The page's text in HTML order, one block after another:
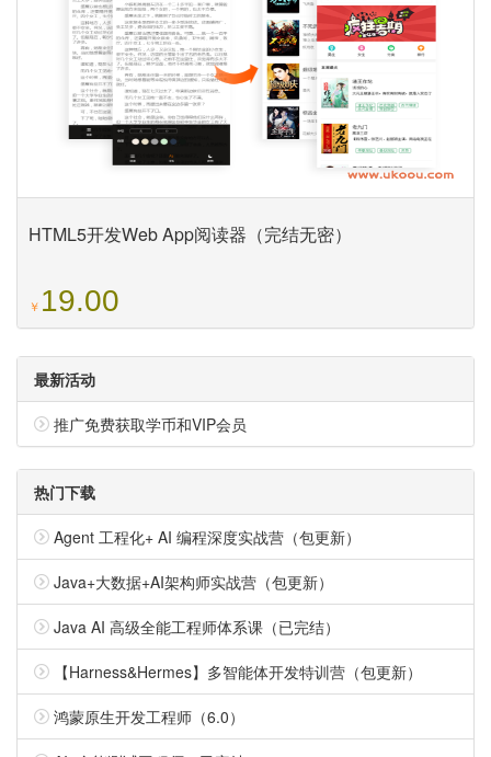
HTML5开发Web App阅读器（完结无密）
￥ 19.00
最新活动
推广免费获取学币和VIP会员
热门下载
Agent 工程化+ AI 编程深度实战营（包更新）
Java+大数据+AI架构师实战营（包更新）
Java AI 高级全能工程师体系课（已完结）
【Harness&Hermes】多智能体开发特训营（包更新）
鸿蒙原生开发工程师（6.0）